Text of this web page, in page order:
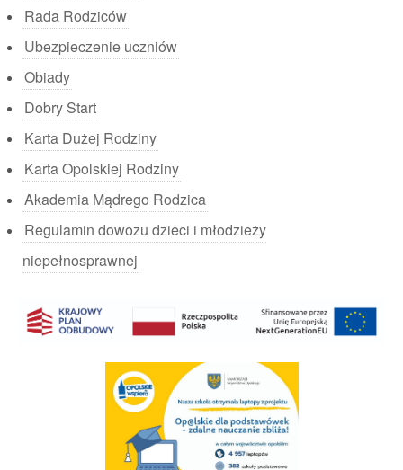
Rada Rodziców
Ubezpieczenie uczniów
Obiady
Dobry Start
Karta Dużej Rodziny
Karta Opolskiej Rodziny
Akademia Mądrego Rodzica
Regulamin dowozu dzieci i młodzieży
niepełnosprawnej